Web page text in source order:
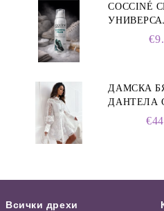
COCCINÉ
ПЯНА ЗА
ДАМСКА
ДАНТЕЛА
Всички дрехи